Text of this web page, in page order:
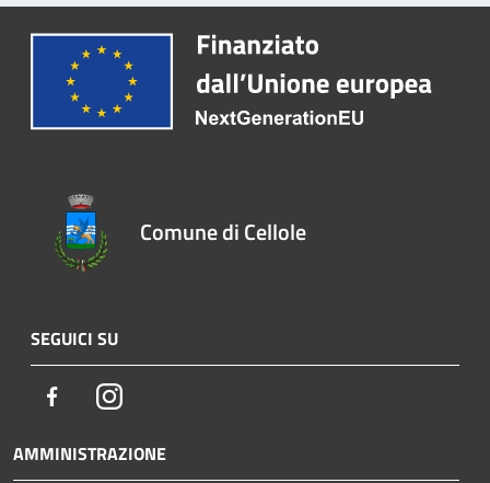
Comune di Cellole
SEGUICI SU
FacebookInstagram
AMMINISTRAZIONE